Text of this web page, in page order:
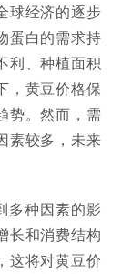
球经济的逐步
蛋白的需求持
利、种植面积
，黄豆价格保
势。然而，需
素较多，未来
多种因素的影
长和消费结构
这将对黄豆价